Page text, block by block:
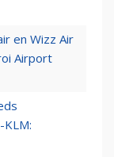
en Wizz Air
Airport